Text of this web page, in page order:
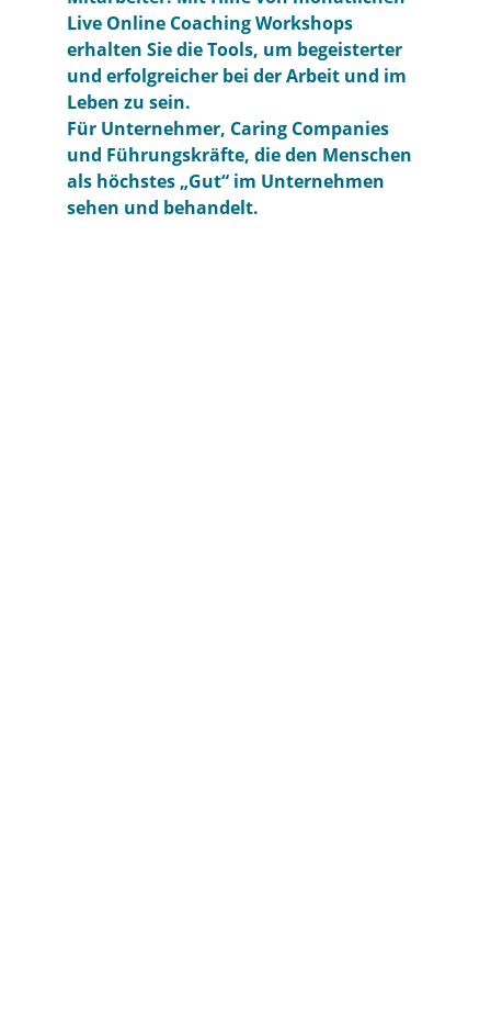
Live Online Coaching Workshops
erhalten Sie die Tools, um begeisterter
und erfolgreicher bei der Arbeit und im
Leben zu sein.
Für Unternehmer, Caring Companies
und Führungskräfte, die den Menschen
als höchstes „Gut“ im Unternehmen
sehen und behandelt.